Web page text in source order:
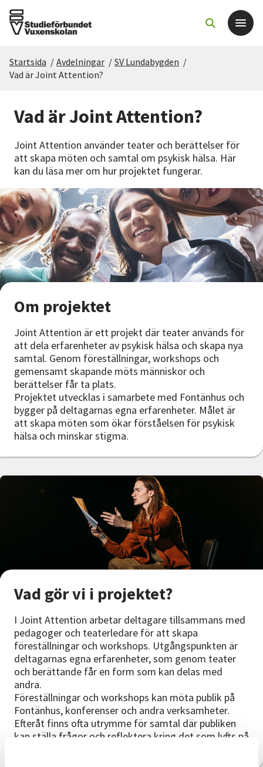
Det här gör vi
För dig som
Sök kurser och evenemang
Om SV
Starta studiecirkel
Cirkelledare
Nyheter
Avdelningar
Lyssna
Startsida / Avdelningar / SV Lundabygden /
Vad är Joint Attention?
Vad är Joint Attention?
Joint Attention använder teater och berättelser för
att skapa möten och samtal om psykisk hälsa. Här
kan du läsa mer om hur projektet fungerar.
Om projektet
Joint Attention är ett projekt där teater används för
att dela erfarenheter av psykisk hälsa och skapa nya
samtal. Genom föreställningar, workshops och
gemensamt skapande möts människor och
berättelser får ta plats.
Projektet utvecklas i samarbete med Fontänhus och
bygger på deltagarnas egna erfarenheter. Målet är
att skapa möten som ökar förståelsen för psykisk
hälsa och minskar stigma.
Vad gör vi i projektet?
I Joint Attention arbetar deltagare tillsammans med
pedagoger och teaterledare för att skapa
föreställningar och workshops. Utgångspunkten är
deltagarnas egna erfarenheter, som genom teater
och berättande får en form som kan delas med
andra.
Föreställningar och workshops kan möta publik på
Fontänhus, konferenser och andra verksamheter.
Efteråt finns ofta utrymme för samtal där publiken
kan ställa frågor och reflektera kring det som lyfts på